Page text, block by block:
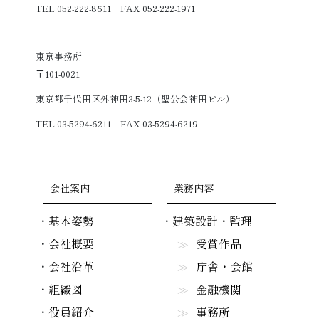
TEL 052-222-8611 FAX 052-222-1971
東京事務所
〒101-0021
東京都千代田区外神田3-5-12（聖公会神田ビル）
TEL 03-5294-6211 FAX 03-5294-6219
会社案内
基本姿勢
会社概要
会社沿革
組織図
役員紹介
業務内容
建築設計・監理
受賞作品
庁舎・会館
金融機関
事務所